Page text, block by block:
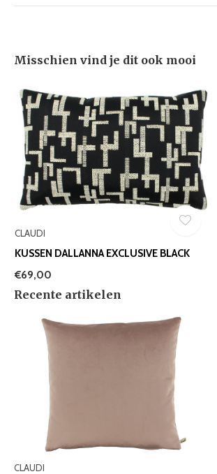
Misschien vind je dit ook mooi
CLAUDI
KUSSEN DALLANNA EXCLUSIVE BLACK
€69,00
Recente artikelen
CLAUDI